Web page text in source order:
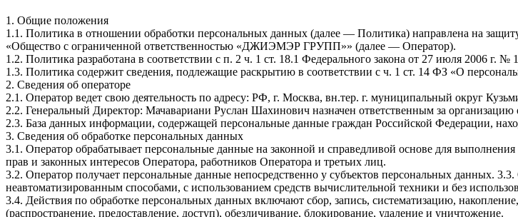
1. Общие положения
1.1. Политика в отношении обработки персональных данных (далее — Политика) направлена на
«Общество с ограниченной ответственностью «ДЖИЭМЭР ГРУПП»» (далее — Оператор).
1.2. Политика разработана в соответствии с п. 2 ч. 1 ст. 18.1 Федерального закона от 27 июля 2006
1.3. Политика содержит сведения, подлежащие раскрытию в соответствии с ч. 1 ст. 14 ФЗ «О
2. Сведения об операторе
2.1. Оператор ведет свою деятельность по адресу: РФ, г. Москва, вн.тер. г. муниципальный округ
2.2. Генеральный Директор: Мачавариани Руслан Шахинович назначен ответственным за
2.3. База данных информации, содержащей персональные данные граждан Российской Федерации,
3. Сведения об обработке персональных данных
3.1. Оператор обрабатывает персональные данные на законной и справедливой основе для
прав и законных интересов Оператора, работников Оператора и третьих лиц.
3.2. Оператор получает персональные данные непосредственно у субъектов персональных данных.
неавтоматизированным способами, с использованием средств вычислительной техники и без
3.4. Действия по обработке персональных данных включают сбор, запись, систематизацию,
(распространение, предоставление, доступ), обезличивание, блокирование, удаление и уничтожение.